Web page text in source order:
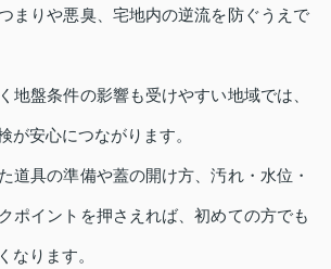
まりや悪臭、宅地内の逆流を防ぐうえで
地盤条件の影響も受けやすい地域では、
が安心につながります。
道具の準備や蓋の開け方、汚れ・水位・
ポイントを押さえれば、初めての方でも
なります。